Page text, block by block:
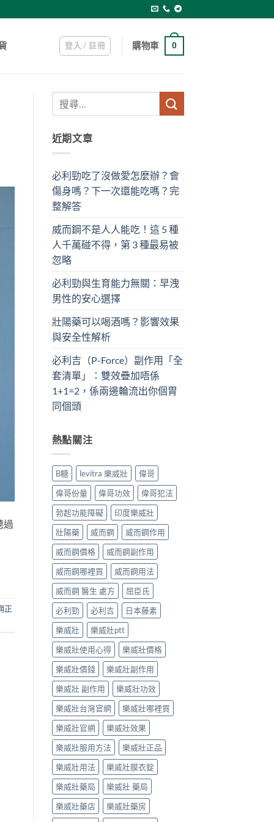
登入 / 註冊 購物車 0
過
正
近期文章
必利勁吃了沒做愛怎麼辦？會
傷身嗎？下一次還能吃嗎？完
整解答
威而鋼不是人人能吃！這 5 種
人千萬碰不得，第 3 種最易被
忽略
必利勁與生育能力無關：早洩
男性的安心選擇
壯陽藥可以喝酒嗎？影響效果
與安全性解析
必利吉（P-Force）副作用「全
套清單」：雙效疊加唔係
1+1=2，係兩邊輪流出你個胃
同個頭
熱點關注
B糖 levitra 樂威壯
偉哥
偉哥份量
偉哥功效
偉哥犯法
勃起功能障礙
印度樂威壯
壯陽藥
威而鋼
威而鋼作用
威而鋼價格
威而鋼副作用
威而鋼哪裡買
威而鋼用法
威而鋼 醫生 處方
屈臣氏
必利勁
必利吉
日本藤素
樂威壯
樂威壯ptt
樂威壯使用心得
樂威壯價格
樂威壯價錢
樂威壯副作用
樂威壯 副作用
樂威壯功效
樂威壯台灣官網
樂威壯哪裡買
樂威壯官網
樂威壯效果
樂威壯服用方法
樂威壯正品
樂威壯用法
樂威壯膜衣錠
樂威壯藥局
樂威壯 藥局
樂威壯藥店
樂威壯藥房